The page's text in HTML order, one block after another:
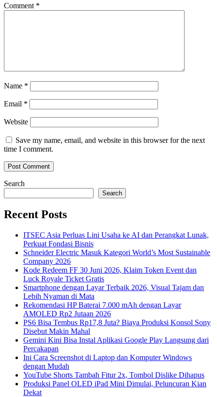
Comment *
Name *
Email *
Website
Save my name, email, and website in this browser for the next
time I comment.
Search
Search
Recent Posts
ITSEC Asia Perluas Lini Usaha ke AI dan Perangkat Lunak,
Perkuat Fondasi Bisnis
Schneider Electric Masuk Kategori World’s Most Sustainable
Company 2026
Kode Redeem FF 30 Juni 2026, Klaim Token Event dan
Luck Royale Ticket Gratis
Smartphone dengan Layar Terbaik 2026, Visual Tajam dan
Lebih Nyaman di Mata
Rekomendasi HP Baterai 7.000 mAh dengan Layar
AMOLED Rp2 Jutaan 2026
PS6 Bisa Tembus Rp17,8 Juta? Biaya Produksi Konsol Sony
Disebut Makin Mahal
Gemini Kini Bisa Instal Aplikasi Google Play Langsung dari
Percakapan
Ini Cara Screenshot di Laptop dan Komputer Windows
dengan Mudah
YouTube Shorts Tambah Fitur 2x, Tombol Dislike Dihapus
Produksi Panel OLED iPad Mini Dimulai, Peluncuran Kian
Dekat